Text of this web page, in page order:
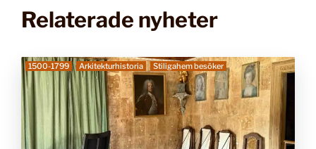
Relaterade nyheter
1500-1799 Arkitekturhistoria Stiligahem besöker